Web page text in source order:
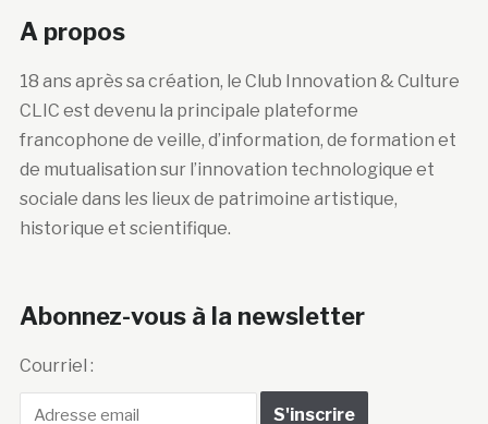
A propos
18 ans après sa création, le Club Innovation & Culture
CLIC est devenu la principale plateforme
francophone de veille, d’information, de formation et
de mutualisation sur l’innovation technologique et
sociale dans les lieux de patrimoine artistique,
historique et scientifique.
Abonnez-vous à la newsletter
Courriel :